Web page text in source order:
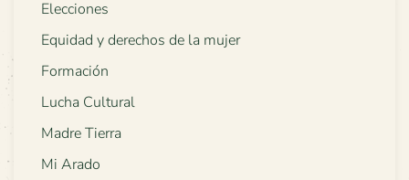
Elecciones
Equidad y derechos de la mujer
Formación
Lucha Cultural
Madre Tierra
Mi Arado